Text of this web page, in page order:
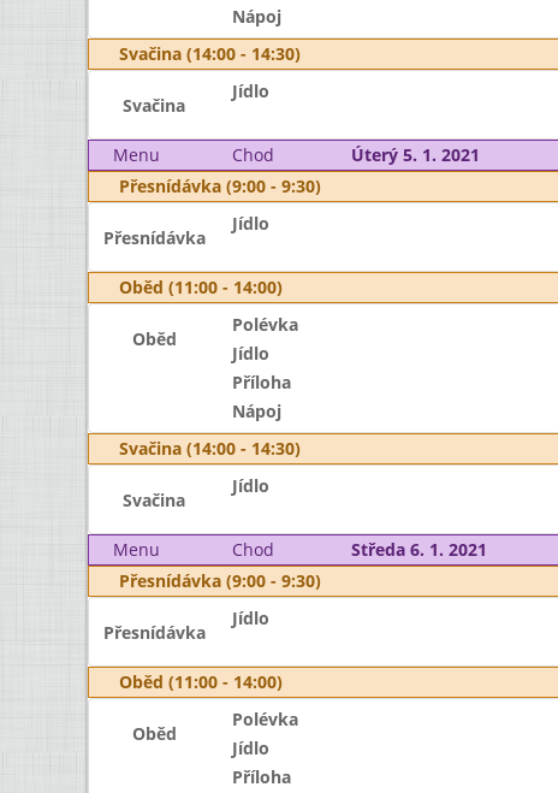
Nápoj
Svačina (14:00 - 14:30)
Svačina
Jídlo
Menu Chod Úterý 5. 1. 2021
Přesnídávka (9:00 - 9:30)
Přesnídávka
Jídlo
Oběd (11:00 - 14:00)
Oběd
Polévka
Jídlo
Příloha
Nápoj
Svačina (14:00 - 14:30)
Svačina
Jídlo
Menu Chod Středa 6. 1. 2021
Přesnídávka (9:00 - 9:30)
Přesnídávka
Jídlo
Oběd (11:00 - 14:00)
Oběd
Polévka
Jídlo
Příloha